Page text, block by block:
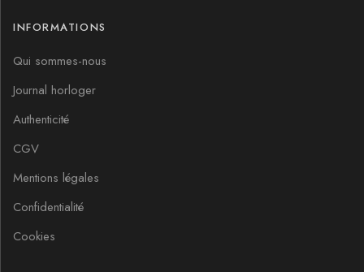
INFORMATIONS
Qui sommes-nous
Journal horloger
Authenticité
CGV
Mentions légales
Confidentialité
Cookies